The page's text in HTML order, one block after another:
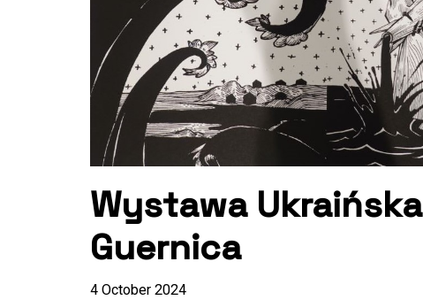
Wystawa Ukraińska
Guernica
4 October 2024